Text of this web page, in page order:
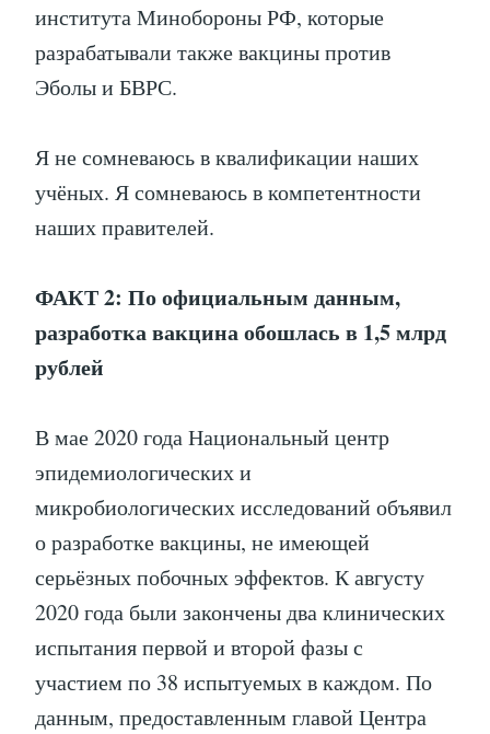
института Минобороны РФ, которые
разрабатывали также вакцины против
Эболы и БВРС.
Я не сомневаюсь в квалификации наших
учёных. Я сомневаюсь в компетентности
наших правителей.
ФАКТ 2: По официальным данным,
разработка вакцина обошлась в 1,5 млрд
рублей
В мае 2020 года Национальный центр
эпидемиологических и
микробиологических исследований объявил
о разработке вакцины, не имеющей
серьёзных побочных эффектов. К августу
2020 года были закончены два клинических
испытания первой и второй фазы с
участием по 38 испытуемых в каждом. По
данным, предоставленным главой Центра